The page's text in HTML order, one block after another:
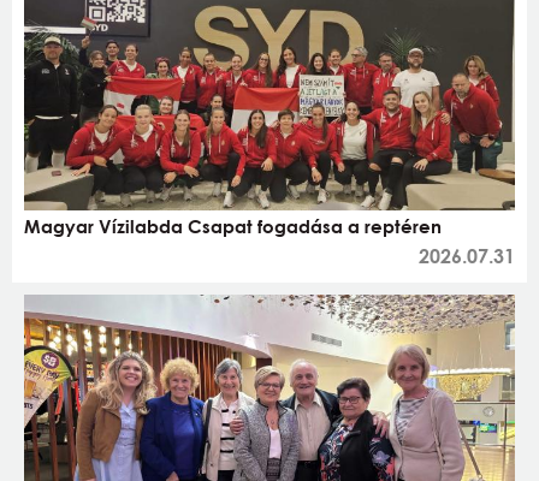
Magyar Vízilabda Csapat fogadása a reptéren
2026.07.31